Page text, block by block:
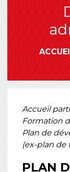
Accueil
Formation
Plan de
(ex-plan de
PLAN